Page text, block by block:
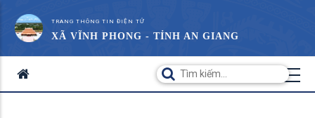
TRANG THÔNG TIN ĐIỆN TỬ
XÃ VĨNH PHONG - TỈNH AN GIANG